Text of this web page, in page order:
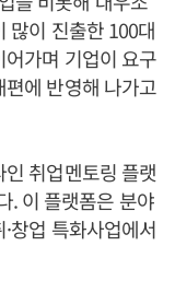
많이 진출한 100대
가며 기업이 요구
에 반영해 나가고
취업멘토링 플랫
. 이 플랫폼은 분야
창업 특화사업에서